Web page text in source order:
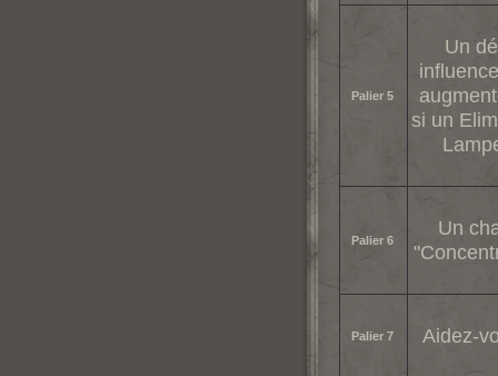
Palier 5
Un
si un
Palier 6
Un
Palier 7 Aidez-